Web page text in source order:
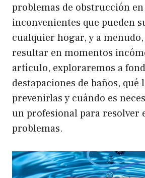
problemas de obstrucción
inconvenientes que pueden
cualquier hogar, y a
resultar en momentos
artículo, exploraremos a
destapaciones de baños, qué
prevenirlas y cuándo es
un profesional para resolver
problemas.